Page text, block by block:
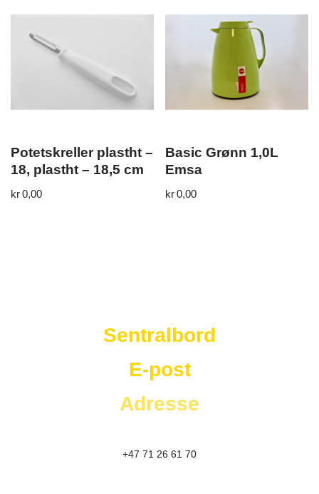
Potetskreller plastht –
18, plastht – 18,5 cm
kr0,00
Basic Grønn 1,0L
Emsa
kr0,00
Sentralbord
E-post
Adresse
+47 71 26 61 70